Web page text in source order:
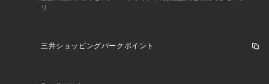
リ
三井ショッピングパークポイント